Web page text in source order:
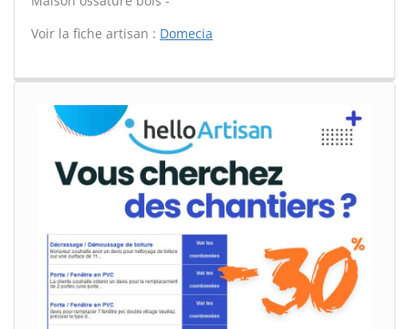
Voir la fiche artisan : Domecia